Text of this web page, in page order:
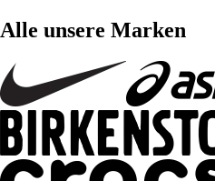
Alle unsere Marken